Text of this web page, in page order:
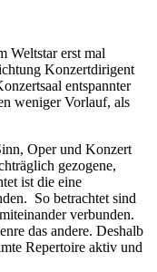
Weltstar erst mal
Konzertdirigent
entspannter
weniger Vorlauf, als
Oper und Konzert
gezogene,
ist die eine
So betrachtet sind
verbunden.
das andere. Deshalb
Repertoire aktiv und